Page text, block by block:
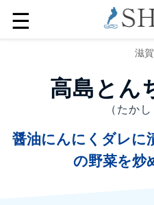
☰
滋
高島とん
（たか
醤油にんにくダレに
の野菜を炒